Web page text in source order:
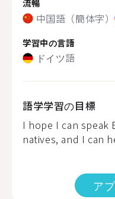
流暢
中国語（簡体字）
学習中の言語
ドイツ語
語学学習の目標
I hope I can
natives, and I can
ア